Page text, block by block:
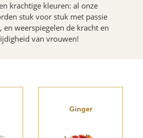
krachtige kleuren: al onze
stuk voor stuk met passie
en weerspiegelen de kracht en
van vrouwen!
Ginger